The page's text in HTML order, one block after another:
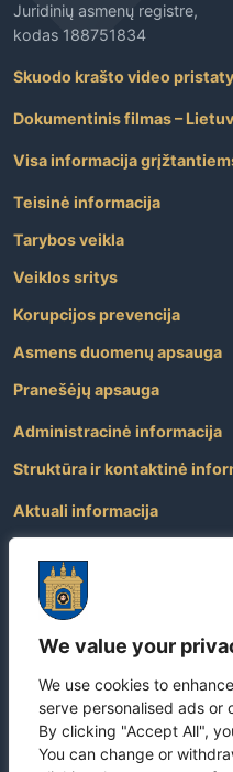
We value your
We use cookies to
serve personalised ads or
By clicking "Accept All",
You can change or
Juridinių asmenų registre,
kodas 188751834
Skuodo krašto video
Dokumentinis filmas –
Visa informacija
Teisinė informacija
Tarybos veikla
Veiklos sritys
Korupcijos prevencija
Asmens duomenų apsauga
Pranešėjų apsauga
Administracinė informacija
Struktūra ir kontaktinė
Aktuali informacija
Atviri duomenys
Nuorodos
Dažniausiai užduodami
Apie savivaldybę